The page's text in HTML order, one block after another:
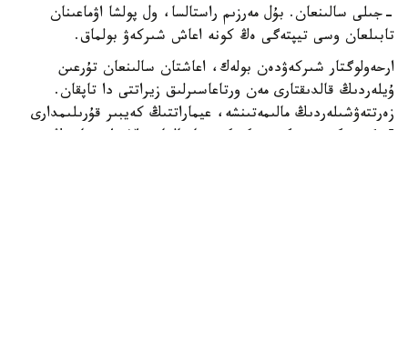
-جىلى سالىنعان. بۇل مەرزىم راستالسا، ول پولشا اۋماعىنان
تابىلعان وسى تيپتەگى ەڭ كونە اعاش شىركەۋ بولماق.
ارحەولوگتار شىركەۋدەن بولەك، اعاشتان سالىنعان تۇرعىن
ۇيلەردىڭ قالدىقتارى مەن ورتاعاسىرلىق زيراتتى دا تاپقان.
زەرتتەۋشىلەردىڭ مالىمەتىنشە، عيماراتتىڭ كەيبىر قۇرىلىمدارى